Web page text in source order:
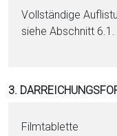
Vollständige
siehe Abschnitt 6.1.
3.
Film­ta­blet­te